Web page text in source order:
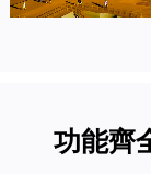
功能齊